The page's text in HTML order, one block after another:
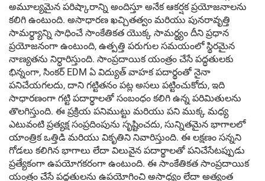
అమూల్యమైన పరిష్కారాన్ని అందిస్తూ అనేక ఆకర్షక ప్రయోజనాలను
కలిగి ఉంటుంది. అసాధారణ ఖచ్చితత్వం మరియు పునరావృత్తి
సామర్థ్యాన్ని సాధించే సాంకేతికత యొక్క సామర్థ్యం దీని ప్రధాన
ప్రయోజనంగా ఉంటుంది, ఉత్పత్తి పరుగుల సమయంలో స్థిరమైన
నాణ్యతను నిర్ధారిస్తుంది. సాంప్రదాయిక యంత్రం చేసే పద్ధతులకు
భిన్నంగా, సింకర్ EDM ఏ విద్యుత్ వాహక పదార్థంతో నైనా
పనిచేయగలదు, దాని గట్టితనం పట్ల అసలు పట్టించుకోదు, ఇది
సాధారణంగా గట్టి పదార్థాలతో సంబంధం కలిగి ఉన్న పరిమితులను
తొలగిస్తుంది. ఈ ప్రక్రియ పనిముట్టు మరియు పని ముక్క మధ్య
ఎటువంటి ప్రత్యక్ష సంప్రదింపును సృష్టించదు, సున్నితమైన భాగాలలో
యాంత్రిక ఒత్తిడి మరియు వికృతిని నివారిస్తుంది. ఈ లక్షణం సన్నని
గోడలు కలిగిన భాగాలు లేదా విలువైన పదార్థాలతో పనిచేసేటప్పుడు
ప్రత్యేకంగా ఉపయోగకరంగా ఉంటుంది. ఈ సాంకేతికత సాంప్రదాయిక
యంత్రం చేసే పద్ధతులను ఉపయోగించి అసాధ్యం లేదా అత్యంత